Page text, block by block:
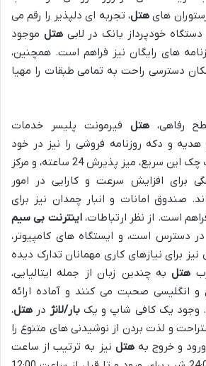
های هتل، تجربه ای دلپذیر را رقم می
دستگاه خودپرداز بانک در لابیهتل موجود
های رایگان نیز فراهم است. همچنین،
دسترسی راحت به تمامی طبقات را مهیا
رفاهی،هتل فیرمونت پلیسر خدمات
و دکه روزنامه فروشی را نیز در خود
جای داده است. خدمات چک این سریع، میز پذیرش 24 ساعته، و مرکز
همگی برای افزایش سرعت و کارایی در امور
صندوق امانات و انبار چمدان نیز برای
است. از نظر ارتباطات،اینترنت بی سیم
در دسترس است، و ایستگاه های کامپیوتر،
برای نیازهای کاری مهمانان تدارک دیده
هتلبه چندین زبان از جمله ایتالیایی،
و انگلیسی صحبت می کنند و آماده ارائه
وجود یک کافی شاپ و یکبار/لانژ در هتل،
و لذت بردن از نوشیدنی های متنوع را
و خروج بههتل نیز به ترتیب از ساعت